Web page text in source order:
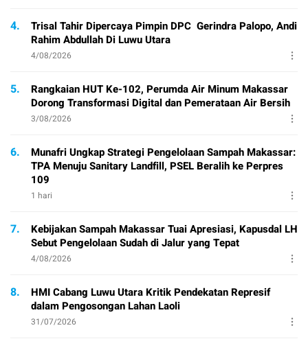
4.
Trisal Tahir Dipercaya Pimpin DPC Gerindra Palopo, Andi
Rahim Abdullah Di Luwu Utara
4/08/2026
5.
Rangkaian HUT Ke-102, Perumda Air Minum Makassar
Dorong Transformasi Digital dan Pemerataan Air Bersih
3/08/2026
6.
Munafri Ungkap Strategi Pengelolaan Sampah Makassar:
TPA Menuju Sanitary Landfill, PSEL Beralih ke Perpres
109
1 hari
7.
Kebijakan Sampah Makassar Tuai Apresiasi, Kapusdal LH
Sebut Pengelolaan Sudah di Jalur yang Tepat
4/08/2026
8.
HMI Cabang Luwu Utara Kritik Pendekatan Represif
dalam Pengosongan Lahan Laoli
31/07/2026